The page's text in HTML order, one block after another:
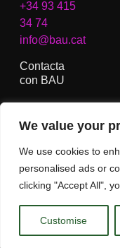
We value your
We use cookies to
personalised ads or
clicking "Accept All",
Customise
+34 93 415
34 74
info@bau.cat
Contacta
con BAU
BAU, Centro
Copyright © Todos
Aviso Legal